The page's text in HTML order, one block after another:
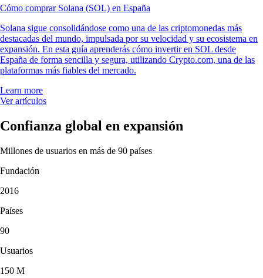
Cómo comprar Solana (SOL) en España
Solana sigue consolidándose como una de las criptomonedas más
destacadas del mundo, impulsada por su velocidad y su ecosistema en
expansión. En esta guía aprenderás cómo invertir en SOL desde
España de forma sencilla y segura, utilizando Crypto.com, una de las
plataformas más fiables del mercado.
Learn more
Ver artículos
Confianza global en expansión
Millones de usuarios en más de 90 países
Fundación
2016
Países
90
Usuarios
150 M